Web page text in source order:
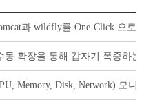
과 wildfly를 One-Click 으
동 확장을 통해 갑자기 폭증하
Memory, Disk, Network) 모